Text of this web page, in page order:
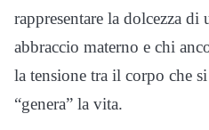
rappresentare la dolcezza
abbraccio materno e chi
la tensione tra il corpo che
“genera” la vita.